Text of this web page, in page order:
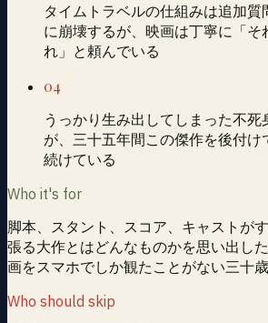
タイムトラベルの仕組みは追加質
に崩壊するが、映画は丁寧に「そ
れ」と頼んでいる
04
うっかり生み出してしまった不
が、三十五年間この傑作を後付け
続けている
Who it's for
脚本、スタント、スコア、キャストが
張る大作とはどんなものかを思い出し
画をスマホでしか観たことがない三十歳
Who should skip